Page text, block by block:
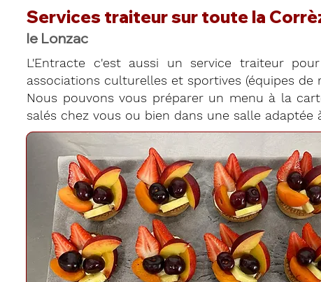
Services traiteur sur toute la
le Lonzac
L'Entracte c'est aussi un service traiteur
associations culturelles et sportives (équipes de
Nous pouvons vous préparer un menu à la
salés chez vous ou bien dans une salle adaptée